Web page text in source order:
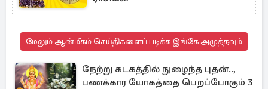
மேலும் ஆன்மீகம் செய்திகளைப் படிக்க இங்கே அழுத்தவும்
நேற்று கடகத்தில் நுழைந்த புதன்..,
பணக்கார யோகத்தை பெறப்போகும் 3